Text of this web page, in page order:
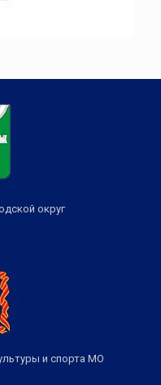
округ
и спорта МО